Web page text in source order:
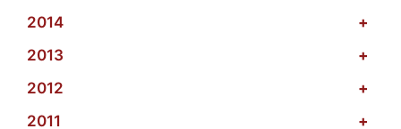
2014
+
2013
+
2012
+
2011
+